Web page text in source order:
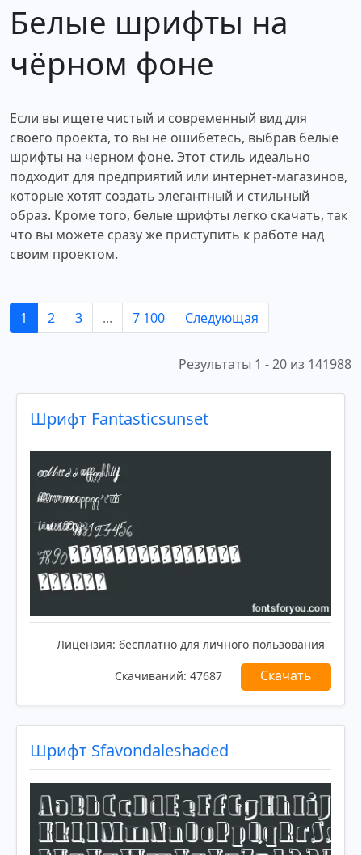
Белые шрифты на
чёрном фоне
Если вы ищете чистый и современный вид для
своего проекта, то вы не ошибетесь, выбрав белые
шрифты на черном фоне. Этот стиль идеально
подходит для предприятий или интернет-магазинов,
которые хотят создать элегантный и стильный
образ. Кроме того, белые шрифты легко скачать, так
что вы можете сразу же приступить к работе над
своим проектом.
1 2 3 ... 7 100 Следующая
Результаты 1 - 20 из 141988
Шрифт Fantasticsunset
Лицензия: бесплатно для личного пользования
Скачиваний: 47687 Скачать
Шрифт Sfavondaleshaded